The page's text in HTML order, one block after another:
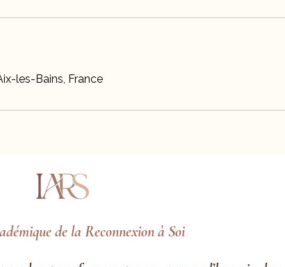
les-Bains, France
de la Reconnexion à Soi